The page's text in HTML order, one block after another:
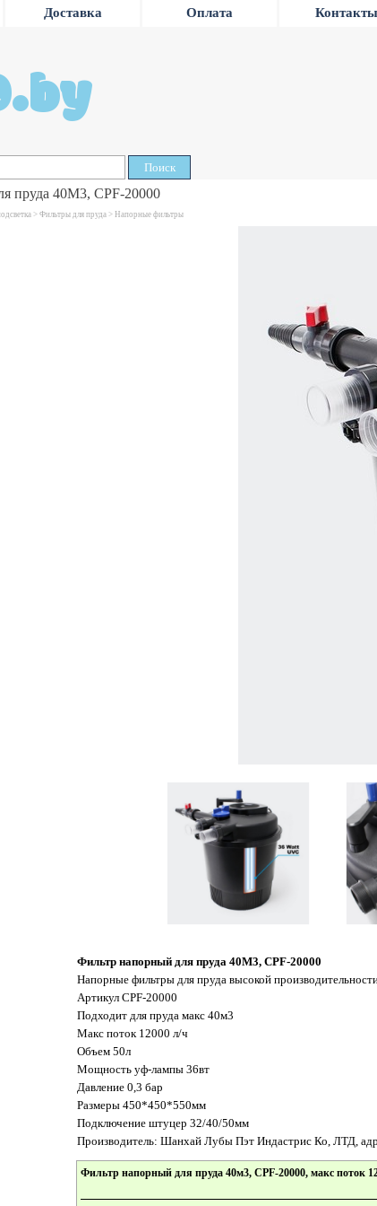
Доставка Оплата Контакты
Поиск
пруда 40М3, CPF-20000
>Фильтры для пруда >Напорные фильтры
Фильтр напорный для пруда 40М3, CPF-20000
Напорные фильтры для пруда высокой
Артикул CPF-20000
Подходит для пруда макс 40м3
Макс поток 12000 л/ч
Объем 50л
Мощность уф-лампы 36вт
Давление 0,3 бар
Размеры 450*450*550мм
Подключение штуцер 32/40/50мм
Производитель: Шанхай Лубы Пэт Индастрис Ко, ЛТД,
Фильтр напорный для пруда 40м3, CPF-20000, макс поток